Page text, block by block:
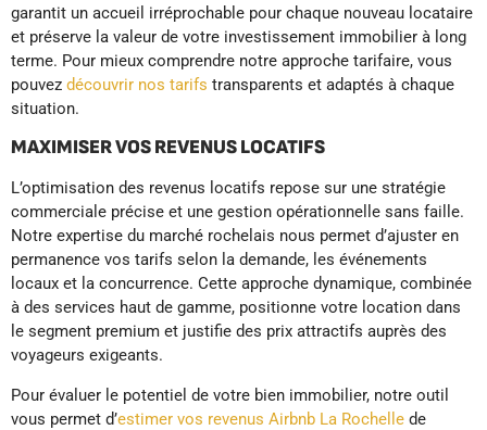
garantit un accueil irréprochable pour chaque nouveau locataire
et préserve la valeur de votre investissement immobilier à long
terme. Pour mieux comprendre notre approche tarifaire, vous
pouvez découvrir nos tarifs transparents et adaptés à chaque
situation.
MAXIMISER VOS REVENUS LOCATIFS
L’optimisation des revenus locatifs repose sur une stratégie
commerciale précise et une gestion opérationnelle sans faille.
Notre expertise du marché rochelais nous permet d’ajuster en
permanence vos tarifs selon la demande, les événements
locaux et la concurrence. Cette approche dynamique, combinée
à des services haut de gamme, positionne votre location dans
le segment premium et justifie des prix attractifs auprès des
voyageurs exigeants.
Pour évaluer le potentiel de votre bien immobilier, notre outil
vous permet d’estimer vos revenus Airbnb La Rochelle de